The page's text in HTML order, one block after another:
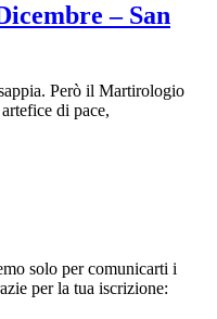
– San
Però il Martirologio
di pace,
solo per comunicarti i
per la tua iscrizione: